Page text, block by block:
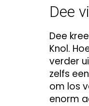
Dee
Dee
Knol.
verder
zelfs
om los
enorm